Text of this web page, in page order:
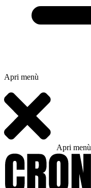
Apri menù
Apri menù